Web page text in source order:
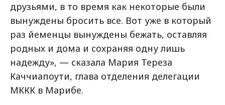
друзьями, в то время как некоторые были
вынуждены бросить все. Вот уже в который
раз йеменцы вынуждены бежать, оставляя
родных и дома и сохраняя одну лишь
надежду», — сказала Мария Тереза
Каччиапоути, глава отделения делегации
МККК в Марибе.